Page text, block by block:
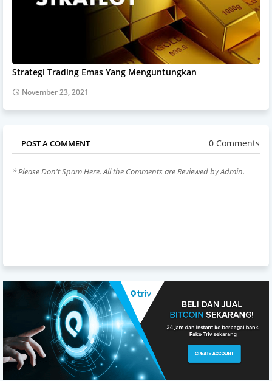
Strategi Trading Emas Yang Menguntungkan
November 23, 2021
POST A COMMENT 0 Comments
* Please Don't Spam Here. All the Comments are Reviewed by Admin.